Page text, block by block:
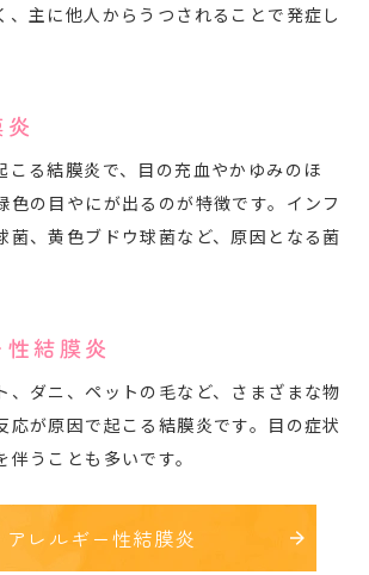
、主に他人からうつされることで発症し
こる結膜炎で、目の充血やかゆみのほ
色の目やにが出るのが特徴です。インフ
菌、黄色ブドウ球菌など、原因となる菌
結膜炎
、ダニ、ペットの毛など、さまざまな物
応が原因で起こる結膜炎です。目の症状
うことも多いです。
アレルギー性結膜炎